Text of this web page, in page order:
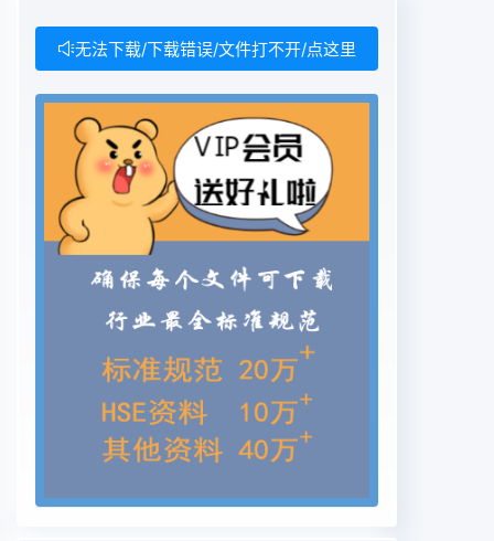
(IEC 60034-18-31:2012, Rotating electrical
machines-Part 18-31: Functional evaluation of
insulation systems-Test procedures for form-
wound windings- Thermal evaluatio
无法下载/下载错误/文件打不开/点这里